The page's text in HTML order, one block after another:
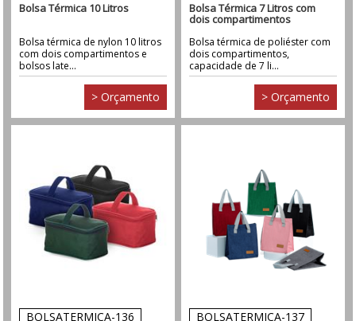
Bolsa Térmica 10 Litros
Bolsa térmica de nylon 10 litros
com dois compartimentos e
bolsos late...
> Orçamento
Bolsa Térmica 7 Litros com
dois compartimentos
Bolsa térmica de poliéster com
dois compartimentos,
capacidade de 7 li...
> Orçamento
BOLSATERMICA-136 BOLSATERMICA-137